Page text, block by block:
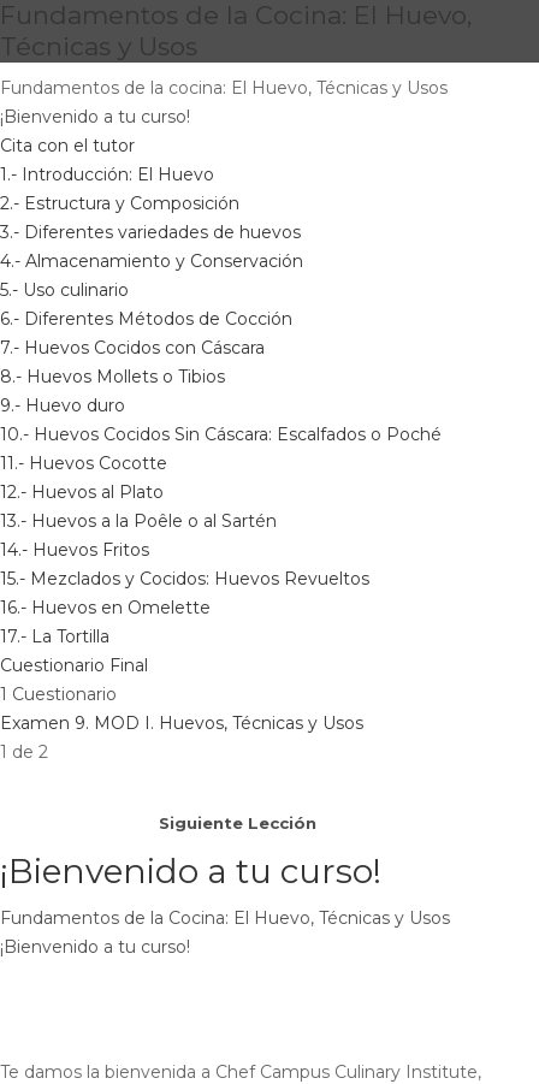
Fundamentos de la Cocina: El Huevo,
Técnicas y Usos
Fundamentos de la cocina: El Huevo, Técnicas y Usos
¡Bienvenido a tu curso!
Cita con el tutor
1.- Introducción: El Huevo
2.- Estructura y Composición
3.- Diferentes variedades de huevos
4.- Almacenamiento y Conservación
5.- Uso culinario
6.- Diferentes Métodos de Cocción
7.- Huevos Cocidos con Cáscara
8.- Huevos Mollets o Tibios
9.- Huevo duro
10.- Huevos Cocidos Sin Cáscara: Escalfados o Poché
11.- Huevos Cocotte
12.- Huevos al Plato
13.- Huevos a la Poêle o al Sartén
14.- Huevos Fritos
15.- Mezclados y Cocidos: Huevos Revueltos
16.- Huevos en Omelette
17.- La Tortilla
Cuestionario Final
1 Cuestionario
Examen 9. MOD I. Huevos, Técnicas y Usos
1 de 2
Siguiente Lección
¡Bienvenido a tu curso!
Fundamentos de la Cocina: El Huevo, Técnicas y Usos
¡Bienvenido a tu curso!
Te damos la bienvenida a Chef Campus Culinary Institute,